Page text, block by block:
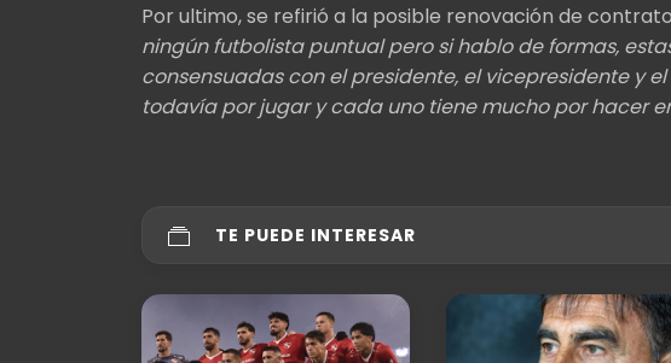
Por ultimo, se refirió a la posible renovación de
ningún futbolista puntual pero si hablo de formas,
consensuadas con el presidente, el vicepresidente y
todavía por jugar y cada uno tiene mucho por hacer
TE PUEDE INTERESAR